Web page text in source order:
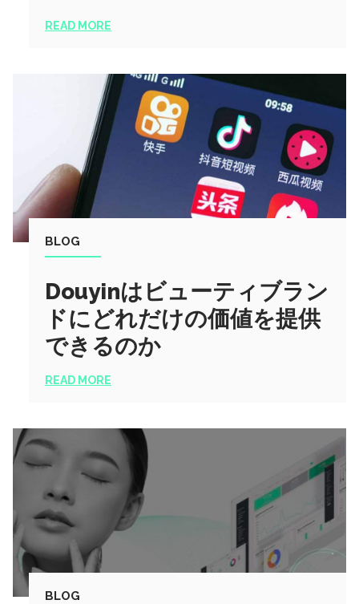
READ MORE
BLOG
Douyinはビューティブラン
ドにどれだけの価値を提供
できるのか
READ MORE
BLOG